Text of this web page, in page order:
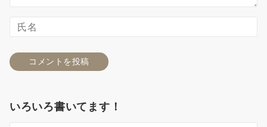
いろいろ書いてます！